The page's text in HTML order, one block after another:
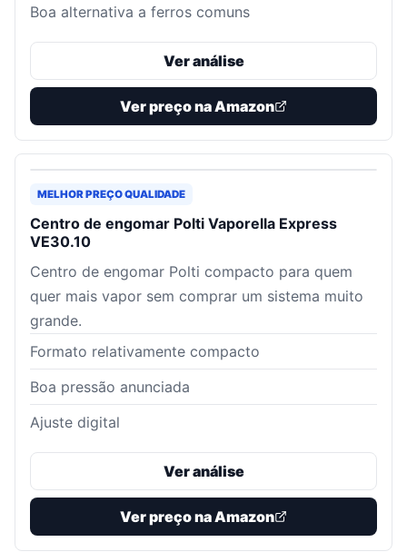
Boa alternativa a ferros comuns
Ver análise
Ver preço na Amazon
MELHOR PREÇO QUALIDADE
Centro de engomar Polti Vaporella Express
VE30.10
Centro de engomar Polti compacto para quem
quer mais vapor sem comprar um sistema muito
grande.
Formato relativamente compacto
Boa pressão anunciada
Ajuste digital
Ver análise
Ver preço na Amazon